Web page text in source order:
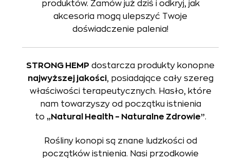
produktów. Zamów już dziś i odkryj, jak
akcesoria mogą ulepszyć Twoje
doświadczenie palenia!
STRONG HEMP dostarcza produkty konopne
najwyższej jakości, posiadające cały szereg
właściwości terapeutycznych. Hasło, które
nam towarzyszy od początku istnienia
to „Natural Health – Naturalne Zdrowie”.
Rośliny konopi są znane ludzkości od
początków istnienia. Nasi przodkowie